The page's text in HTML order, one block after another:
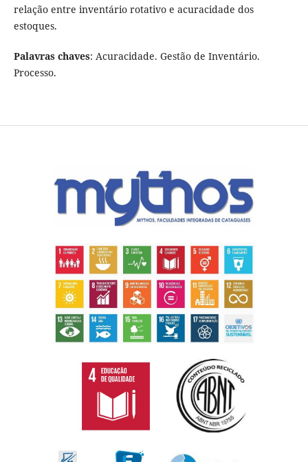
relação entre inventário rotativo e acuracidade dos
estoques.
Palavras chaves: Acuracidade. Gestão de Inventário.
Processo.